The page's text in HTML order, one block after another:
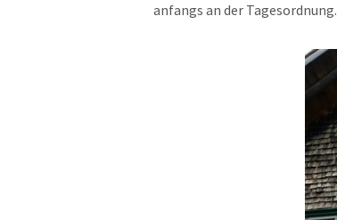
anfangs an der Tagesordnung.